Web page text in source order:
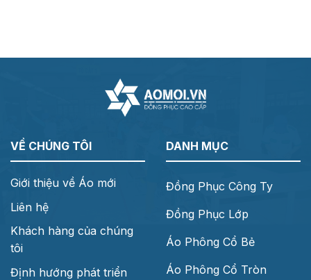
VỀ CHÚNG TÔI
Giới thiệu về Áo mới
Liên hệ
Khách hàng của chúng
tôi
Định hướng phát triển
DANH MỤC
Đồng Phục Công Ty
Đồng Phục Lớp
Áo Phông Cổ Bẻ
Áo Phông Cổ Tròn